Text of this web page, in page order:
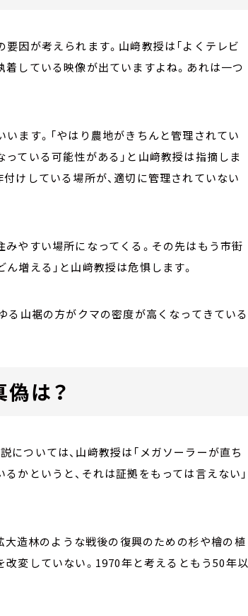
因が考えられます。山﨑教授は「よくテレビ
している映像が出ていますよね。あれは一つ
ます。「やはり農地がきちんと管理されてい
ている可能性がある」と山﨑教授は指摘しま
けしている場所が、適切に管理されていない
やすい場所になってくる。その先はもう市街
増える」と山﨑教授は危惧します。
る山裾の方がクマの密度が高くなってきている
偽は？
ついては、山﨑教授は「メガソーラーが直ち
かというと、それは証拠をもっては言えない」
大造林のような戦後の復興のための杉や檜の植
変していない。1970年と考えるともう50年以